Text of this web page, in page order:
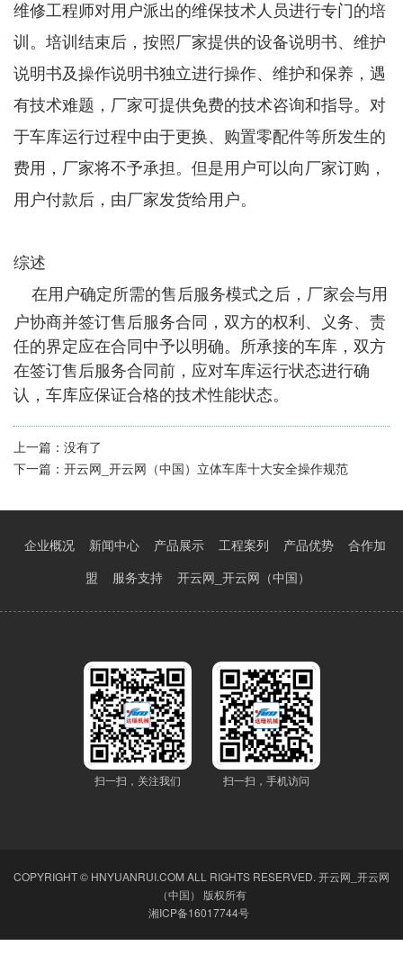
维修工程师对用户派出的维保技术人员进行专门的培
训。培训结束后，按照厂家提供的设备说明书、维护
说明书及操作说明书独立进行操作、维护和保养，遇
有技术难题，厂家可提供免费的技术咨询和指导。对
于车库运行过程中由于更换、购置零配件等所发生的
费用，厂家将不予承担。但是用户可以向厂家订购，
用户付款后，由厂家发货给用户。
综述
在用户确定所需的售后服务模式之后，厂家会与用
户协商并签订售后服务合同，双方的权利、义务、责
任的界定应在合同中予以明确。所承接的车库，双方
在签订售后服务合同前，应对车库运行状态进行确
认，车库应保证合格的技术性能状态。
上一篇： 没有了
下一篇： 开云网_开云网（中国）立体车库十大安全操作规范
企业概况 新闻中心 产品展示 工程案列 产品优势
合作加
盟
服务支持 开云网_开云网（中国）
扫一扫，关注我们 扫一扫，手机访问
COPYRIGHT © HNYUANRUI.COM ALL RIGHTS RESERVED. 开云网_开云网
（中国）
版权所有
湘ICP备16017744号